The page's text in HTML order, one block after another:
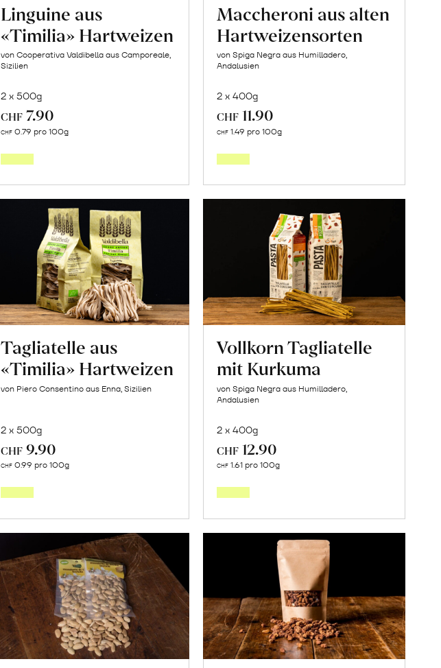
Linguine aus
«Timilia» Hartweizen
von Cooperativa Valdibella aus Camporeale,
Sizilien
2 x 500g
CHF 7.90
CHF 0.79 pro 100g
Maccheroni aus alten
Hartweizensorten
von Spiga Negra aus Humilladero,
Andalusien
2 x 400g
CHF 11.90
CHF 1.49 pro 100g
Tagliatelle aus
«Timilia» Hartweizen
von Piero Consentino aus Enna, Sizilien
2 x 500g
CHF 9.90
CHF 0.99 pro 100g
Vollkorn Tagliatelle
mit Kurkuma
von Spiga Negra aus Humilladero,
Andalusien
2 x 400g
CHF 12.90
CHF 1.61 pro 100g